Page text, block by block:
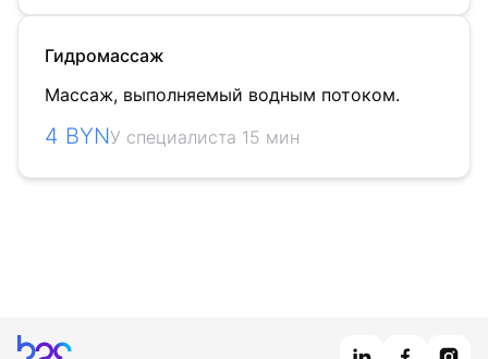
Гидромассаж
Массаж, выполняемый водным потоком.
4 BYNУ специалиста 15 мин
Главная